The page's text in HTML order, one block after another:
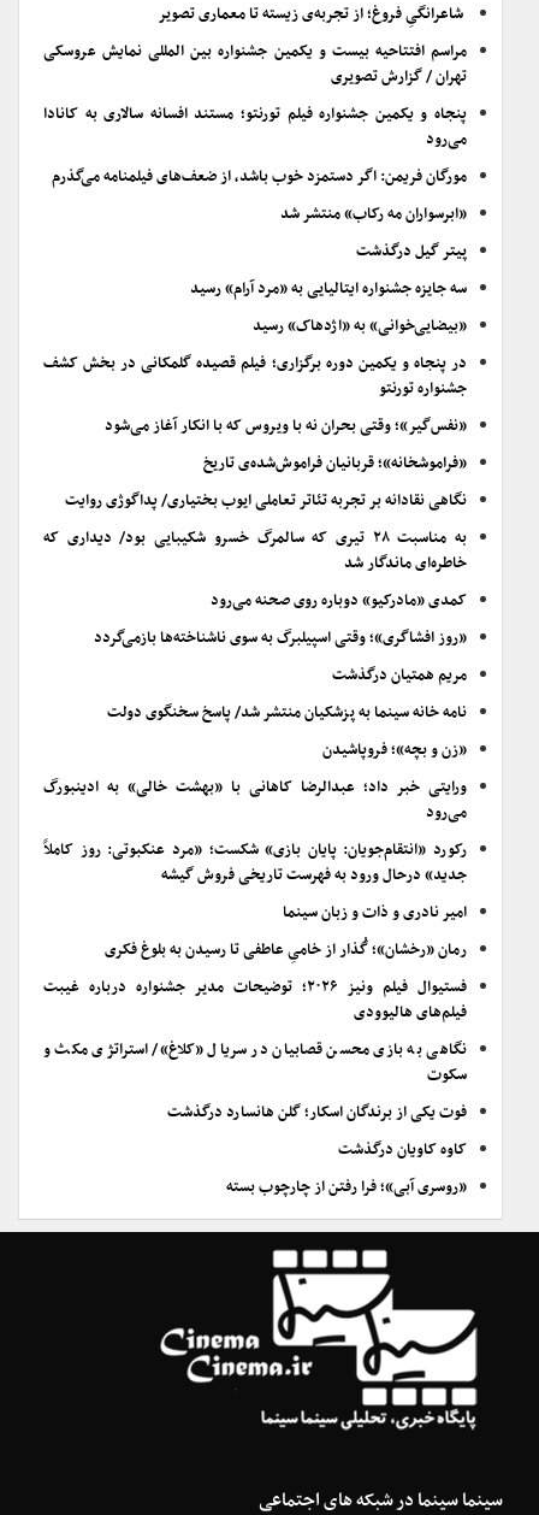
شاعرانگیِ فروغ؛ از تجربه‌ی زیسته تا معماری تصویر
مراسم افتتاحیه بیست و یکمین جشنواره بین المللی نمایش عروسکی
تهران / گزارش تصویری
پنجاه و یکمین جشنواره فیلم تورنتو؛ مستند افسانه سالاری به کانادا
می‌رود
مورگان فریمن: اگر دستمزد خوب باشد، از ضعف‌های فیلمنامه می‌گذرم
«ابرسواران مه رکاب» منتشر شد
پیتر گیل درگذشت
سه جایزه جشنواره ایتالیایی به «مرد آرام» رسید
«بیضایی‌خوانی» به «اژدهاک» رسید
در پنجاه و یکمین دوره برگزاری؛ فیلم قصیده گلمکانی در بخش کشف
جشنواره تورنتو
«نفس‌گیر»؛ وقتی بحران نه با ویروس که با انکار آغاز می‌شود
«فراموشخانه»؛ قربانیان فراموش‌شده‌ی تاریخ
نگاهی نقادانه بر تجربه تئاتر تعاملی ایوب بختیاری/ پداگوژی روایت
به مناسبت ۲۸ تیری که سالمرگ خسرو شکیبایی بود/ دیداری که
خاطره‌ای ماندگار شد
کمدی «مادرکیو» دوباره روی صحنه می‌رود
«روز افشاگری»؛ وقتی اسپیلبرگ به سوی ناشناخته‌ها بازمی‌گردد
مریم همتیان درگذشت
نامه خانه سینما به پزشکیان منتشر شد/ پاسخ سخنگوی دولت
«زن و بچه»؛ فروپاشیدن
ورایتی خبر داد؛ عبدالرضا کاهانی با «بهشت خالی» به ادینبورگ
می‌رود
رکورد «انتقام‌جویان: پایان بازی» شکست؛ «مرد عنکبوتی: روز کاملاً
جدید» درحال ورود به فهرست تاریخی فروش گیشه
امیر نادری و ذات و زبان سینما
رمان «رخشان»؛ گُذار از خامیِ عاطفی تا رسیدن به بلوغ فکری
فستیوال فیلم ونیز ۲۰۲۶؛ توضیحات مدیر جشنواره درباره غیبت
فیلم‌های هالیوودی
نگاهی به بازی محسن قصابیان در سریال «کلاغ»/ استراتژی مکث و
سکوت
فوت یکی از برندگان اسکار؛ گلن هانسارد درگذشت
کاوه کاویان درگذشت
«روسری آبی»؛ فرا رفتن از چارچوب بسته
سینما سینما در شبکه های اجتماعی